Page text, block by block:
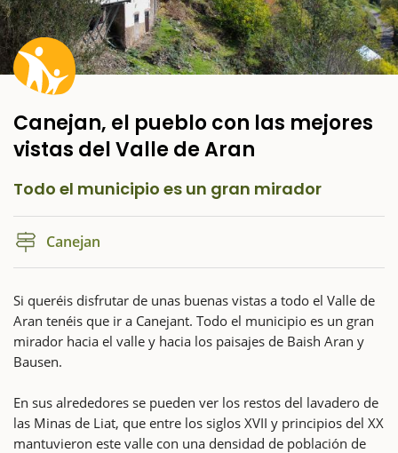
Canejan, el pueblo con las mejores
vistas del Valle de Aran
Todo el municipio es un gran mirador
Canejan
Si queréis disfrutar de unas buenas vistas a todo el Valle de
Aran tenéis que ir a Canejant. Todo el municipio es un gran
mirador hacia el valle y hacia los paisajes de Baish Aran y
Bausen.
En sus alrededores se pueden ver los restos del lavadero de
las Minas de Liat, que entre los siglos XVII y principios del XX
mantuvieron este valle con una densidad de población de